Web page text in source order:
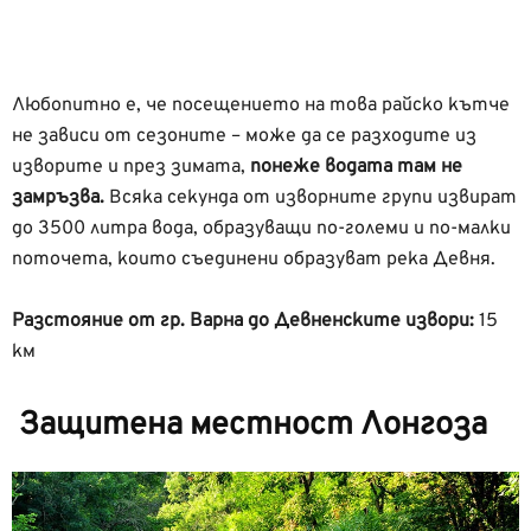
Любопитно е, че посещението на това райско кътче
не зависи от сезоните – може да се разходите из
изворите и през зимата, понеже водата там не
замръзва. Всяка секунда от изворните групи извират
до 3500 литра вода, образуващи по-големи и по-малки
поточета, които съединени образуват река Девня.
Разстояние от гр. Варна до Девненските извори: 15
км
Защитена местност Лонгоза